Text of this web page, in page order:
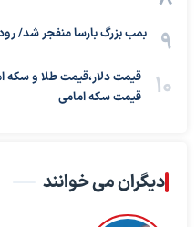
بمب بزرگ بارسا منفجر شد/
قیمت سکه امامی
دیگران می خوانند